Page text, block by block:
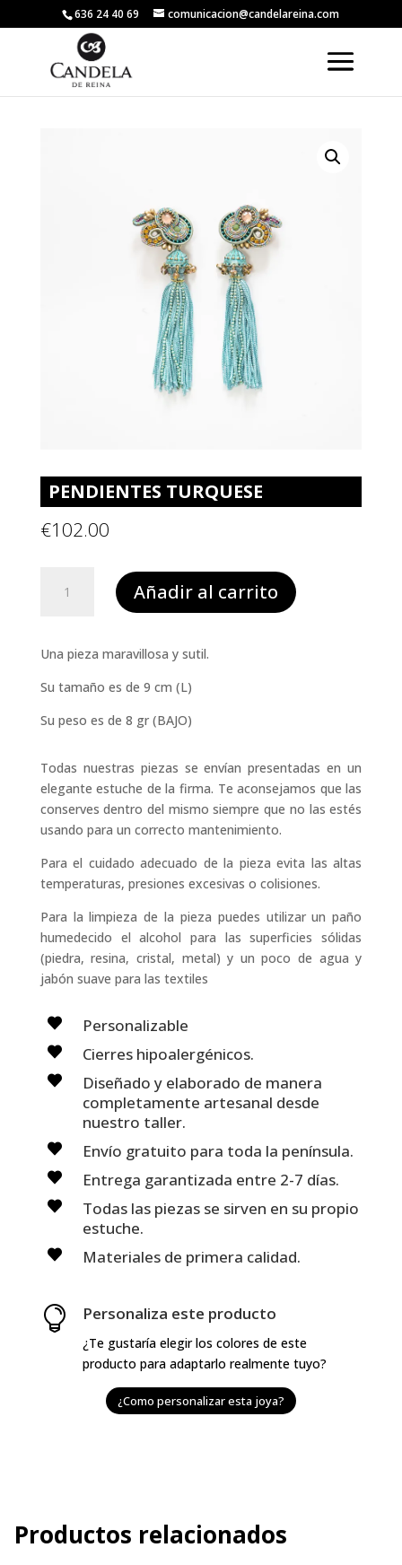
636 24 40 69 comunicacion@candelareina.com
PENDIENTES TURQUESE
€102.00
TURQUESE
Añadir al carrito
Una pieza maravillosa y sutil.
Su tamaño es de 9 cm (L)
Su peso es de 8 gr (BAJO)
Todas nuestras piezas se envían presentadas en un
elegante estuche de la firma. Te aconsejamos que las
conserves dentro del mismo siempre que no las estés
usando para un correcto mantenimiento.
Para el cuidado adecuado de la pieza evita las altas
temperaturas, presiones excesivas o colisiones.
Para la limpieza de la pieza puedes utilizar un paño
humedecido el alcohol para las superficies sólidas
(piedra, resina, cristal, metal) y un poco de agua y
jabón suave para las textiles
Personalizable
Cierres hipoalergénicos.
Diseñado y elaborado de manera
completamente artesanal desde
nuestro taller.
Envío gratuito para toda la península.
Entrega garantizada entre 2-7 días.
Todas las piezas se sirven en su propio
estuche.
Materiales de primera calidad.
 Personaliza este producto
¿Te gustaría elegir los colores de este
producto para adaptarlo realmente tuyo?
¿Como personalizar esta joya?
Productos relacionados